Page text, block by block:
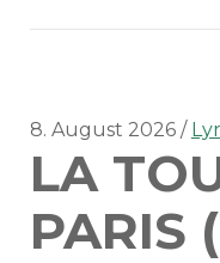
4)
8. August 2026
LA
PARIS